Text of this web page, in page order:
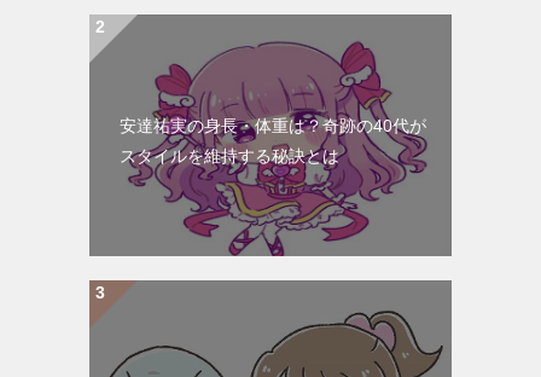
安達祐実の身長・体重は？奇跡の40代が
スタイルを維持する秘訣とは